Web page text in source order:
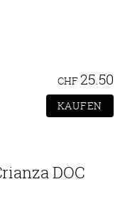
CHF 25.50
DOC